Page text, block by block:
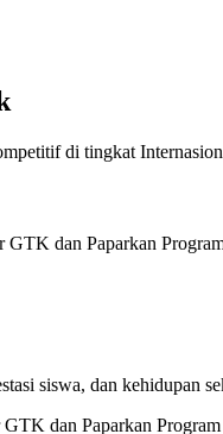
di tingkat
GTK dan Paparkan
siswa, dan kehidupan